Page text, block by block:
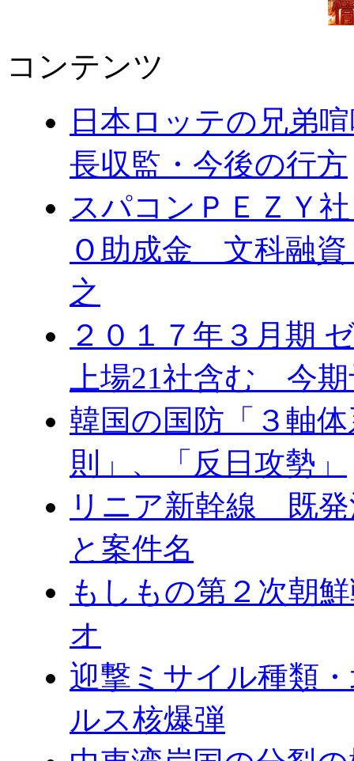
コンテンツ
日本ロッテの兄弟
長収監・今後の行方
スパコンＰＥＺＹ
Ｏ助成金 文科融
之
２０１７年３月期
上場21社含む 今
韓国の国防「３軸
則」、「反日攻勢」
リニア新幹線 既発
と案件名
もしもの第２次朝
オ
迎撃ミサイル種類
ルス核爆弾